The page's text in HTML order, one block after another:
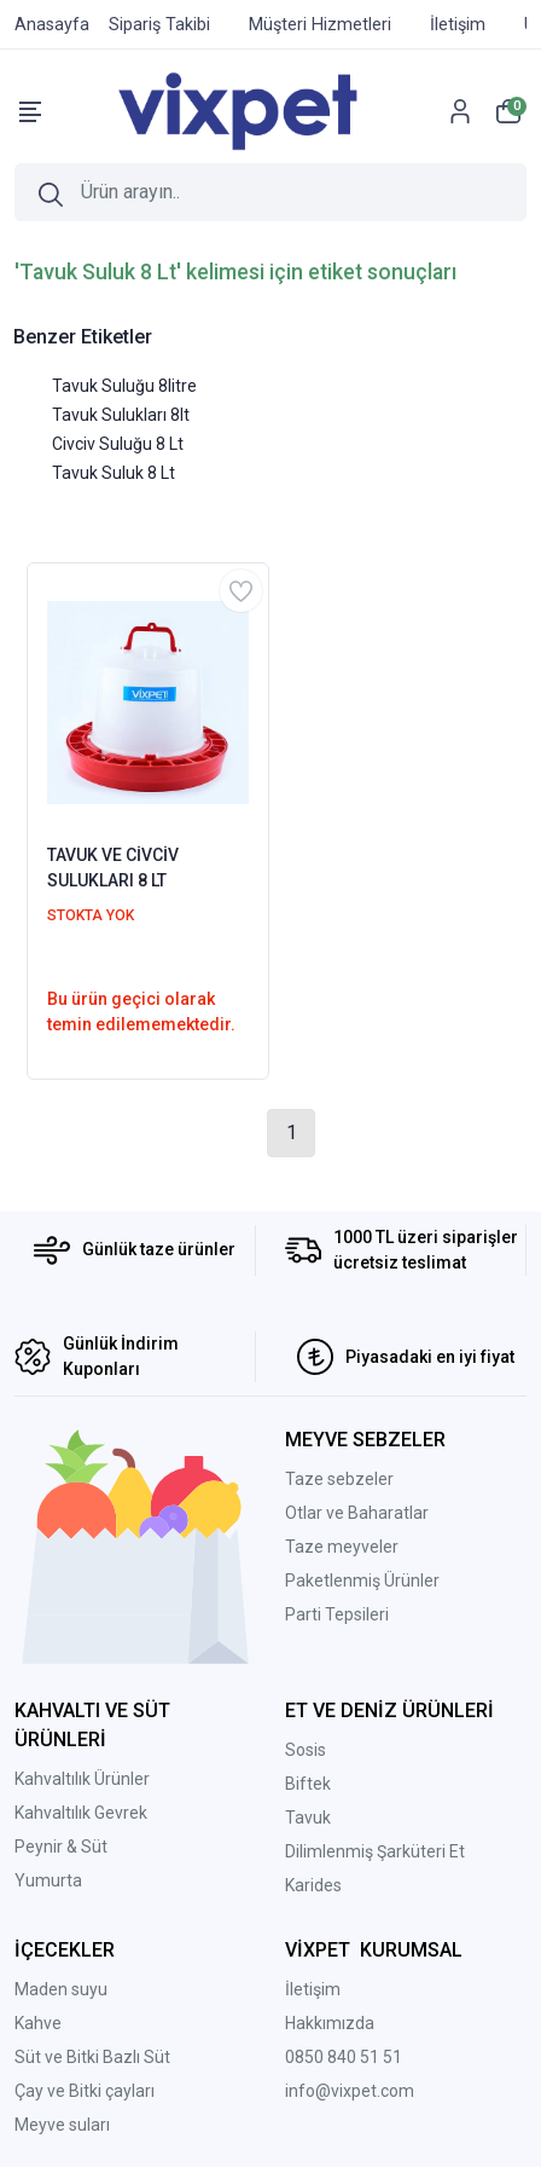
Anasayfa Sipariş Takibi Müşteri Hizmetleri İletişim
0
'Tavuk Suluk 8 Lt' kelimesi için etiket sonuçları
Benzer Etiketler
Tavuk Suluğu 8litre
Tavuk Sulukları 8lt
Civciv Suluğu 8 Lt
Tavuk Suluk 8 Lt
TAVUK VE CİVCİV
SULUKLARI 8 LT
STOKTA YOK
Bu ürün geçici olarak
temin edilememektedir.
1
Günlük taze ürünler
1000 TL üzeri siparişler
ücretsiz teslimat
Günlük İndirim
Kuponları
Piyasadaki en iyi fiyat
MEYVE SEBZELER
Taze sebzeler
Otlar ve Baharatlar
Taze meyveler
Paketlenmiş Ürünler
Parti Tepsileri
KAHVALTI VE SÜT
ÜRÜNLERİ
Kahvaltılık Ürünler
Kahvaltılık Gevrek
Peynir & Süt
Yumurta
ET VE DENİZ ÜRÜNLERİ
Sosis
Biftek
Tavuk
Dilimlenmiş Şarküteri Et
Karides
İÇECEKLER
Maden suyu
Kahve
Süt ve Bitki Bazlı Süt
Çay ve Bitki çayları
Meyve suları
VİXPET KURUMSAL
İletişim
Hakkımızda
0850 840 51 51
info@vixpet.com